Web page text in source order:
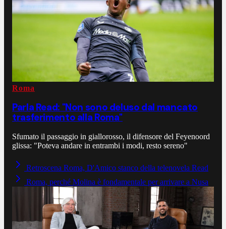
Roma
Parla Read: "Non sono deluso dal mancato
trasferimento alla Roma"
Sfumato il passaggio in giallorosso, il difensore del Feyenoord
glissa: "Poteva andare in entrambi i modi, resto sereno"
Retroscena Roma, D'Amico stanco della telenovela Read
Roma, perché Molina è fondamentale per arrivare a Nusa